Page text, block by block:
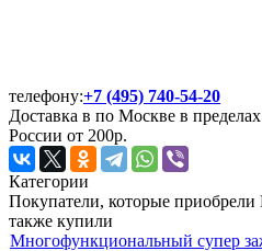
телефону:+7 (495) 740-54-20
Доставка в по Москве в
России от 200р.
Категории
Покупатели, которые
также купили
Многофункциональный супер